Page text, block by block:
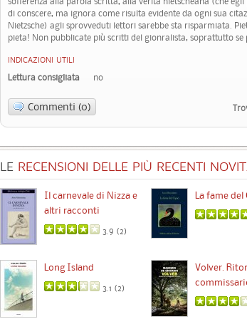
di conscere, ma ignora come risulta evidente da ogni sua
Nietzsche) agli sprovveduti lettori sarebbe sta risparmiata.
pieta! Non pubblicate più scritti del gionralista, soprattutto
INDICAZIONI UTILI
Lettura consigliata no
Commenti (0)
LE RECENSIONI DELLE PIÙ RECENTI
Il carnevale di Nizza e
altri racconti
3.9 (2)
La fame del
Long Island
3.1 (2)
Volver.